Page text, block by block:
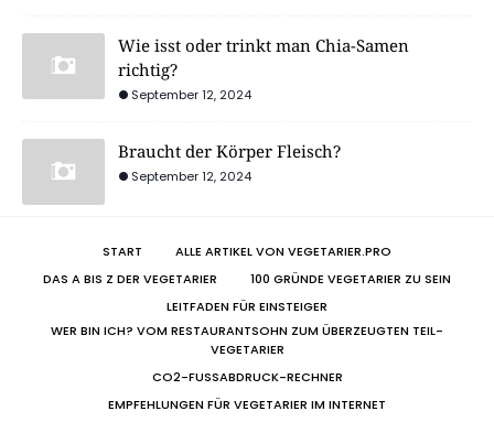
Wie isst oder trinkt man Chia-Samen
richtig?
September 12, 2024
Braucht der Körper Fleisch?
September 12, 2024
START
ALLE ARTIKEL VON VEGETARIER.PRO
DAS A BIS Z DER VEGETARIER
100 GRÜNDE VEGETARIER ZU SEIN
LEITFADEN FÜR EINSTEIGER
WER BIN ICH? VOM RESTAURANTSOHN ZUM ÜBERZEUGTEN TEIL-
VEGETARIER
CO2-FUSSABDRUCK-RECHNER
EMPFEHLUNGEN FÜR VEGETARIER IM INTERNET